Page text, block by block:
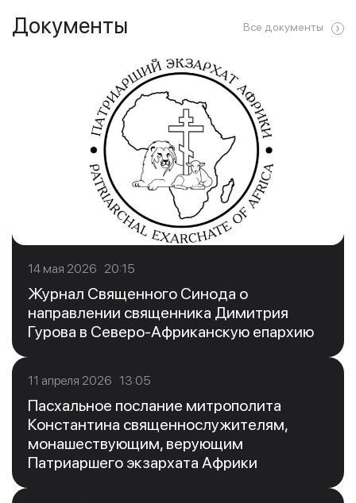
Документы Все документы
14 мая 2026 20:15
Журнал Священного Синода о
направлении священника Димитрия
Гурова в Северо-Африканскую епархию
11 апреля 2026 13:05
Пасхальное послание митрополита
Константина священнослужителям,
монашествующим, верующим
Патриаршего экзархата Африки